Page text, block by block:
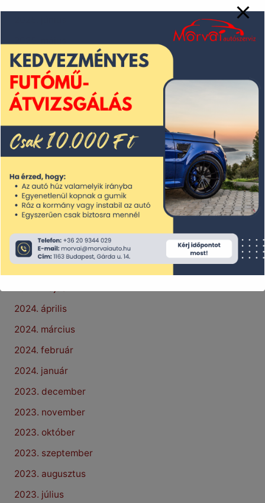
2025. április
2025. március
2025. február
2025. január
2024. december
2024. október
2024. szeptember
2024. július
2024. június
2024. április
2024. március
2024. február
2024. január
2023. december
2023. november
2023. október
2023. szeptember
2023. augusztus
2023. július